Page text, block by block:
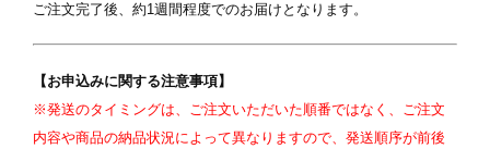
ご注文完了後、約1週間程度でのお届けとなります。
【お申込みに関する注意事項】
※発送のタイミングは、ご注文いただいた順番ではなく、ご注文
内容や商品の納品状況によって異なりますので、発送順序が前後